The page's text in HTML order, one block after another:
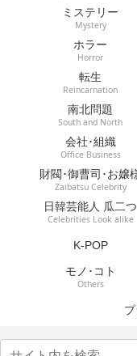
ミステリー
Mystery
ホラー
Horror
転生
Reincarnation
南北問題
South and North
会社･組織
Office Business
財閥･御曹司･お嬢
Zaibatsu Celebrity
日韓芸能人 瓜二つ
Celebrities Look alike
K-POP
モノ･コト
Others